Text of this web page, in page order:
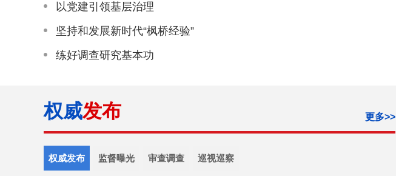
以党建引领基层治理
坚持和发展新时代“枫桥经验”
练好调查研究基本功
权威发布 更多>>
权威发布 监督曝光 审查调查 巡视巡察